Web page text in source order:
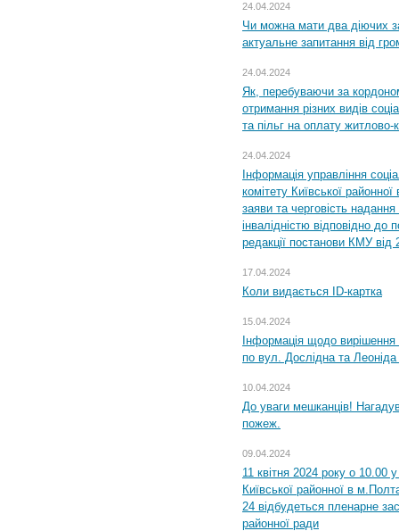
24.04.2024
Чи можна мати два діючих
актуальне запитання від
24.04.2024
Як, перебуваючи за
отримання різних видів
та пільг на оплату
24.04.2024
Інформація управління
комітету Київської
заяви та черговість надання
інвалідністю відповідно
редакції постанови КМУ
17.04.2024
Коли видається ID-картка
15.04.2024
Інформація щодо
по вул. Дослідна та Леоніда
10.04.2024
До уваги мешканців!
пожеж.
09.04.2024
11 квітня 2024 року о 10.00
Київської районної в
24 відбудеться пленарне
районної ради